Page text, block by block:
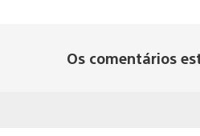
Os comentários